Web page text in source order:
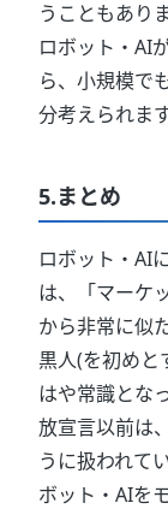
うこともあり
ロボット・AI
ら、小規模で
分考えられます
5.まとめ
ロボット・AI
は、「マーケ
から非常に似
黒人(を初めと
はや常識とな
放宣言以前は
うに扱われて
ボット・AIを